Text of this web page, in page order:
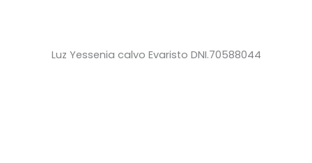
Luz Yessenia calvo Evaristo DNI.70588044